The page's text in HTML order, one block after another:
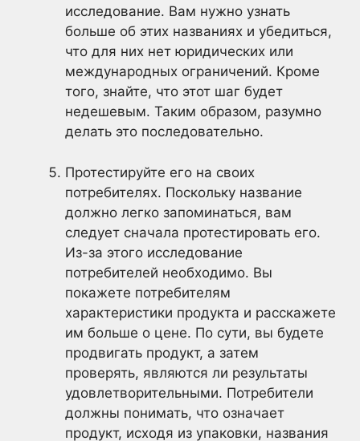
исследование. Вам нужно узнать
больше об этих названиях и убедиться,
что для них нет юридических или
международных ограничений. Кроме
того, знайте, что этот шаг будет
недешевым. Таким образом, разумно
делать это последовательно.
Протестируйте его на своих
потребителях. Поскольку название
должно легко запоминаться, вам
следует сначала протестировать его.
Из-за этого исследование
потребителей необходимо. Вы
покажете потребителям
характеристики продукта и расскажете
им больше о цене. По сути, вы будете
продвигать продукт, а затем
проверять, являются ли результаты
удовлетворительными. Потребители
должны понимать, что означает
продукт, исходя из упаковки, названия